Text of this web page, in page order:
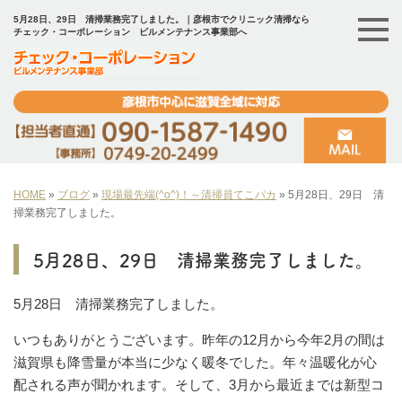
5月28日、29日 清掃業務完了しました。｜彦根市でクリニック清掃なら
チェック・コーポレーション ビルメンテナンス事業部へ
HOME » ブログ » 現場最先端(^o^)！～清掃員てこパカ » 5月28日、29日 清
掃業務完了しました。
5月28日、29日 清掃業務完了しました。
5月28日 清掃業務完了しました。
いつもありがとうございます。昨年の12月から今年2月の間は
滋賀県も降雪量が本当に少なく暖冬でした。年々温暖化が心
配される声が聞かれます。そして、3月から最近までは新型コ